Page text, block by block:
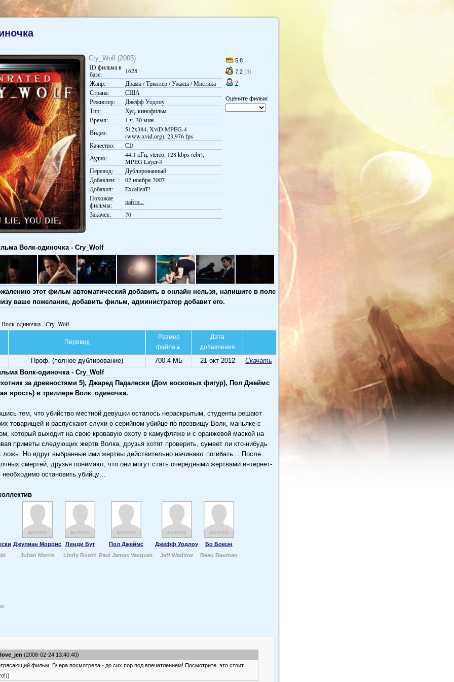
5,8
7,2 (3)
?
Оцените фильм:
Cry_Wolf (2005)
ID фильма в
базе:
1628
Жанр:
Драма / Триллер / Ужасы / Мистика
Страна:
США
Режиссер:
Джефф Уодлоу
Тип:
Худ. кинофильм
Время:
1 ч. 30 мин.
Видео:
512x384, XviD MPEG-4
(www.xvid.org), 23,976 fps
Качество:
СD
Аудио:
44,1 кГц, stereo, 128 kbps (cbr),
MPEG Layer-3
Перевод:
Дублированный
Добавлен:
02 ноября 2007
Добавил:
ExcellenT!
Похожие
фильмы:
найти...
Закачек:
70
Волк-одиночка - Cry_Wolf
этот фильм автоматический добавить в онлайн нельзя, напишите в поле
ваше пожелание, добавить фильм, администратор добавит его.
Волк-одиночка - Cry_Wolf
Перевод
Размер
файла
Дата
добавления
Проф. (полное дублирование) 700.4 МБ 21 окт 2012
Скачать
Волк-одиночка - Cry_Wolf
за древностями 5), Джаред Падалески (Дом восковых фигур), Пол Джеймс
ярость) в триллере Волк_одиночка.
тем, что убийство местной девушки осталось нераскрытым, студенты решают
товарищей и распускают слухи о серийном убийце по прозвищу Волк, маньяке с
который выходит на свою кровавую охоту в камуфляже и с оранжевой маской на
приметы следующих жертв Волка, друзья хотят проверить, сумеет ли кто-нибудь
ложь. Но вдруг выбранные ими жертвы действительно начинают погибать… После
смертей, друзья понимают, что они могут стать очередными жертвами интернет-
остановить убийцу…
Джулиан Моррис Линди Бут Пол Джеймс Джефф Уодлоу
Бо Бомэн
Julian Morris Lindy Booth Paul James Vasquez Jeff Wadlow Beau Bauman
(2008-02-24 13:40:40)
фильм. Вчера посмотрела - до сих пор под впечатлением! Посмотрите, это стоит